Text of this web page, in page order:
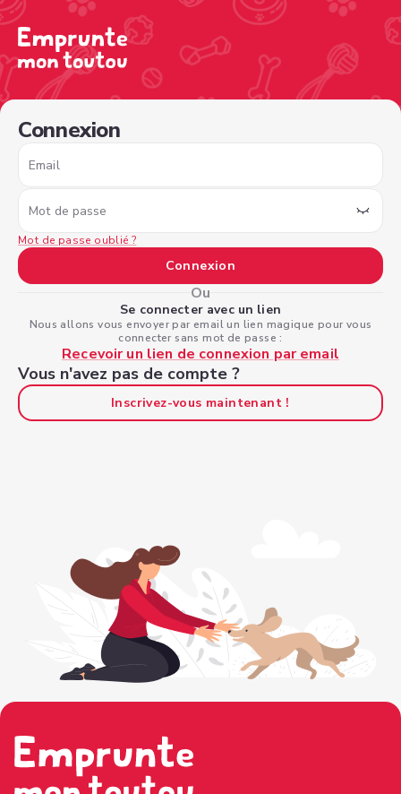
Connexion
Email
Mot de passe
Mot de passe oublié ?
Connexion
Ou
Se connecter avec un lien
Nous allons vous envoyer par email un lien magique pour vous
connecter sans mot de passe :
Recevoir un lien de connexion par email
Vous n'avez pas de compte ?
Inscrivez-vous maintenant !
/sign-in?nextPage=%2Fview-profile%2F72c20451-3a99-